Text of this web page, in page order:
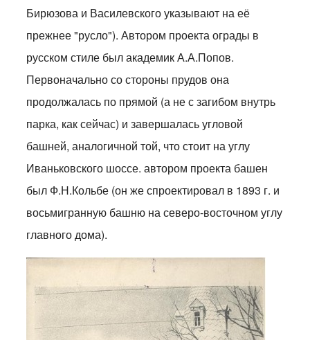
Бирюзова и Василевского указывают на её
прежнее "русло"). Автором проекта ограды в
русском стиле был академик А.А.Попов.
Первоначально со стороны прудов она
продолжалась по прямой (а не с загибом внутрь
парка, как сейчас) и завершалась угловой
башней, аналогичной той, что стоит на углу
Иваньковского шоссе. автором проекта башен
был Ф.Н.Кольбе (он же спроектировал в 1893 г. и
восьмигранную башню на северо-восточном углу
главного дома).